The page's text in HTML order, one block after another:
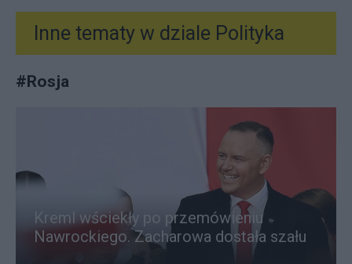
Inne tematy w dziale Polityka
#Rosja
Kreml wściekły po przemówieniu
Nawrockiego. Zacharowa dostała szału